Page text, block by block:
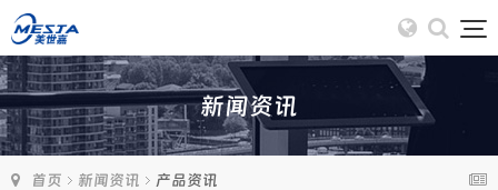
新闻资讯
首页 新闻资讯 产品资讯